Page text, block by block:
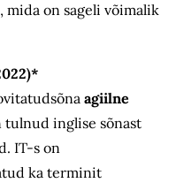
mida on sageli võimalik
agiilne
tulnud inglise sõnast
IT-s on
ka terminit